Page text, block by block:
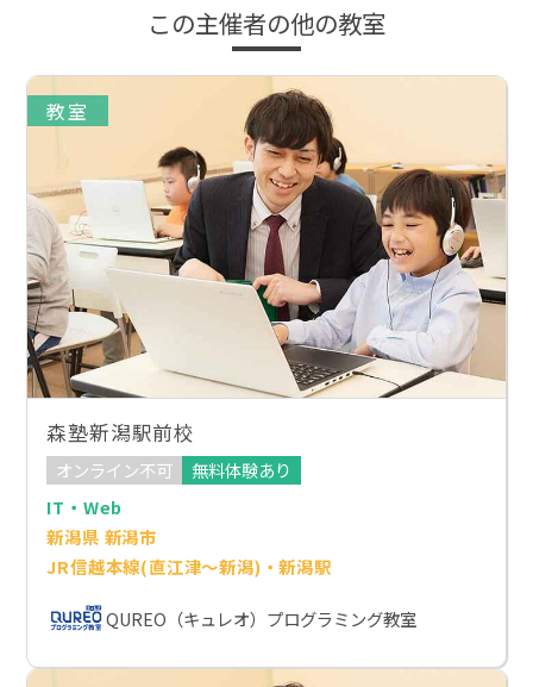
この主催者の他の教室
教室
森塾新潟駅前校
オンライン不可
無料体験あり
IT・Web
新潟県 新潟市
JR信越本線(直江津～新潟)・新潟駅
QUREO（キュレオ）プログラミング教室